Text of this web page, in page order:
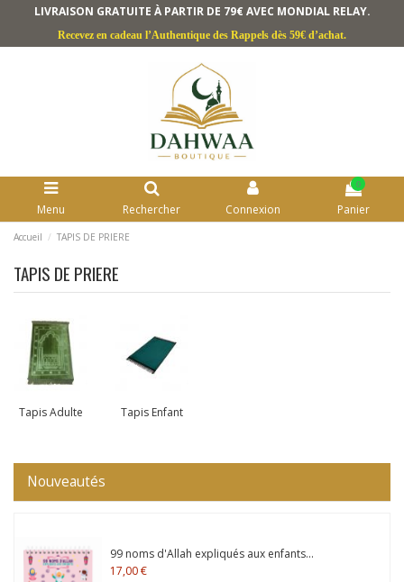
LIVRAISON GRATUITE À PARTIR DE 79€ AVEC MONDIAL RELAY.
Recevez en cadeau l’Authentique des Rappels dès 59€ d’achat.
Menu Rechercher Connexion
0
Panier
Accueil TAPIS DE PRIERE
TAPIS DE PRIERE
Tapis Adulte Tapis Enfant
Nouveautés
99 noms d'Allah expliqués aux enfants...
17,00 €